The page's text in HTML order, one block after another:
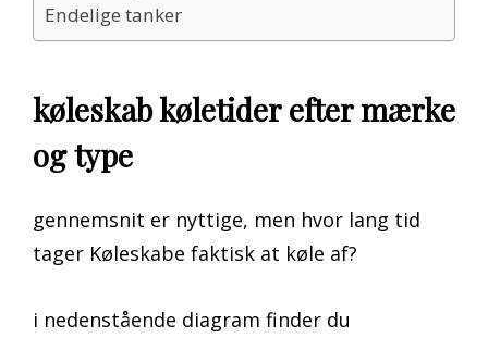
Endelige tanker
køleskab køletider efter mærke
og type
gennemsnit er nyttige, men hvor lang tid
tager Køleskabe faktisk at køle af?
i nedenstående diagram finder du